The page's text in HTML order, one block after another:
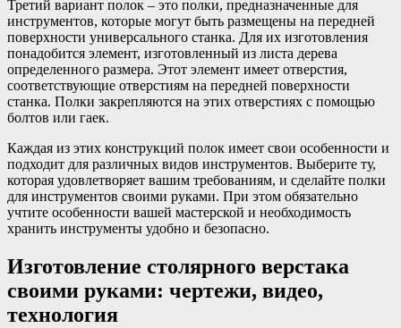
Третий вариант полок – это полки, предназначенные для
инструментов, которые могут быть размещены на передней
поверхности универсального станка. Для их изготовления
понадобится элемент, изготовленный из листа дерева
определенного размера. Этот элемент имеет отверстия,
соответствующие отверстиям на передней поверхности
станка. Полки закрепляются на этих отверстиях с помощью
болтов или гаек.
Каждая из этих конструкций полок имеет свои особенности и
подходит для различных видов инструментов. Выберите ту,
которая удовлетворяет вашим требованиям, и сделайте полки
для инструментов своими руками. При этом обязательно
учтите особенности вашей мастерской и необходимость
хранить инструменты удобно и безопасно.
Изготовление столярного верстака
своими руками: чертежи, видео,
технология